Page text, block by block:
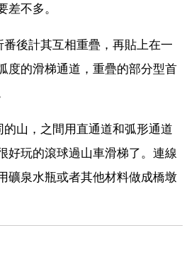
不多。
後計其互相重疊，再貼上在一
度的滑梯通道，重疊的部分型首
山，之間用直通道和弧形通道
好玩的滾球過山車滑梯了。連線
礦泉水瓶或者其他材料做成橋墩